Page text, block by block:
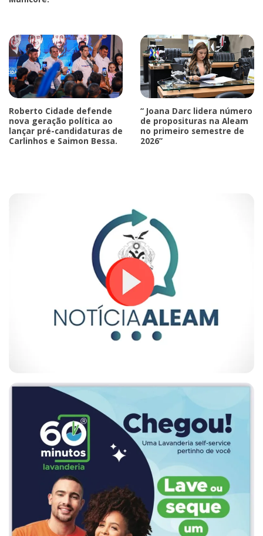
Roberto Cidade defende
nova geração política ao
lançar pré-candidaturas de
Carlinhos e Saimon Bessa.
“ Joana Darc lidera número
de proposituras na Aleam
no primeiro semestre de
2026”